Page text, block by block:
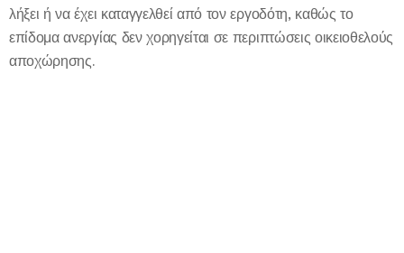
λήξει ή να έχει καταγγελθεί από τον εργοδότη, καθώς το
επίδομα ανεργίας δεν χορηγείται σε περιπτώσεις οικειοθελούς
αποχώρησης.